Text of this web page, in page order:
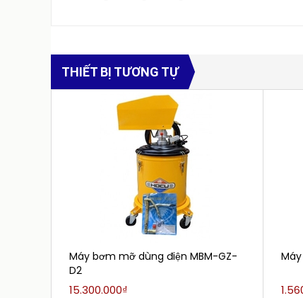
THIẾT BỊ TƯƠNG TỰ
Máy bơm mỡ dùng điện MBM-GZ-
D2
15.300.000₫